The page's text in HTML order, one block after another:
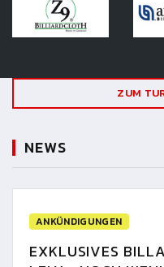
ZUM
NEWS
ANKÜNDIGUNGEN
EXKLUSIVES